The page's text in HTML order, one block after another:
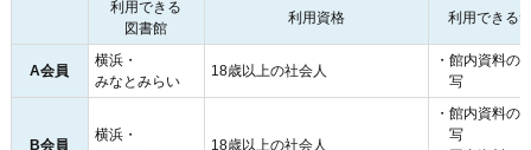
利用できる
図書館
利用資格 利用できる
A会員
横浜・
みなとみらい
18歳以上の社会人
館内資料の
写
B会員
横浜・
18歳以上の社会人
館内資料の
写